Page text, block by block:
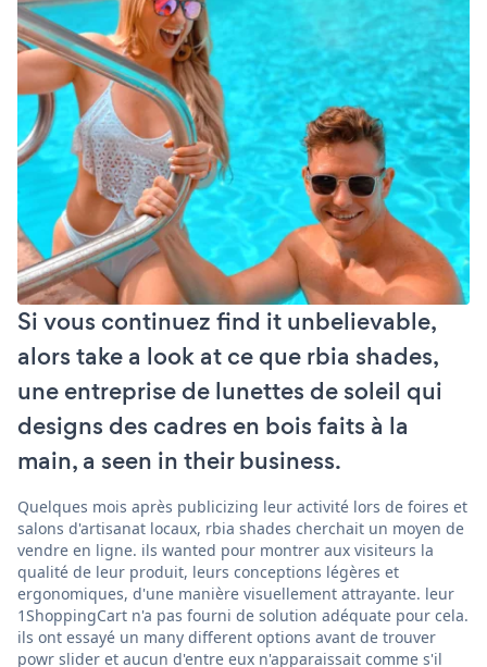
Si vous continuez find it unbelievable,
alors take a look at ce que rbia shades,
une entreprise de lunettes de soleil qui
designs des cadres en bois faits à la
main, a seen in their business.
Quelques mois après publicizing leur activité lors de foires et
salons d'artisanat locaux, rbia shades cherchait un moyen de
vendre en ligne. ils wanted pour montrer aux visiteurs la
qualité de leur produit, leurs conceptions légères et
ergonomiques, d'une manière visuellement attrayante. leur
1ShoppingCart n'a pas fourni de solution adéquate pour cela.
ils ont essayé un many different options avant de trouver
powr slider et aucun d'entre eux n'apparaissait comme s'il